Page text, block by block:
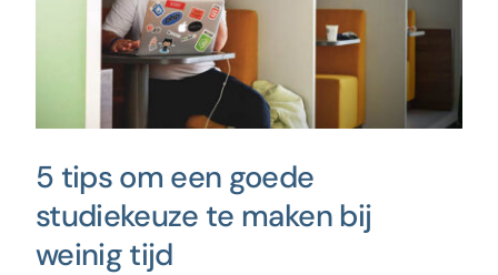
5 tips om een goede
studiekeuze te maken bij
weinig tijd